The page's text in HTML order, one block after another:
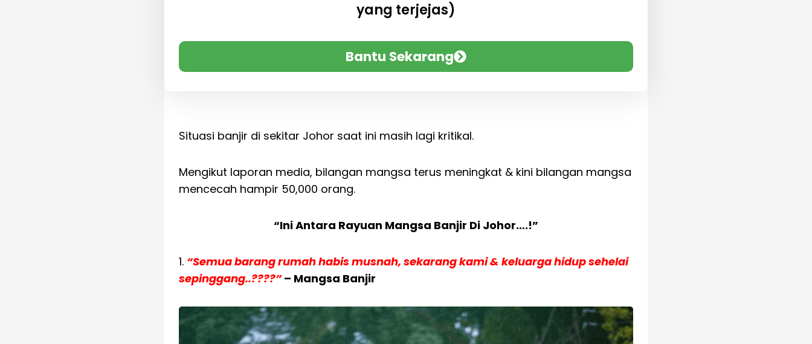
yang terjejas)
Bantu Sekarang
Situasi banjir di sekitar Johor saat ini masih lagi kritikal.
Mengikut laporan media, bilangan mangsa terus meningkat & kini bilangan mangsa
mencecah hampir 50,000 orang.
“Ini Antara Rayuan Mangsa Banjir Di Johor….!”
1. “Semua barang rumah habis musnah, sekarang kami & keluarga hidup sehelai
sepinggang..????”– Mangsa Banjir